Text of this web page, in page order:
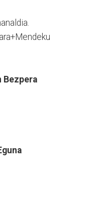
Bezpera